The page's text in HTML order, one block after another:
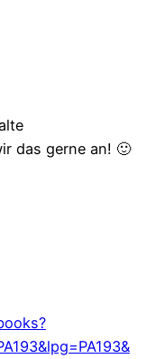
das gerne an! 🙂